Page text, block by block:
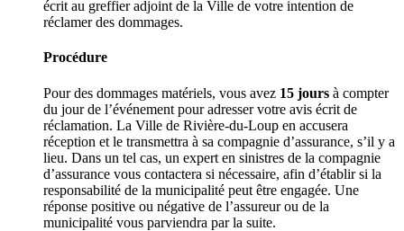
écrit au greffier adjoint de la Ville de votre intention de
réclamer des dommages.
Procédure
Pour des dommages matériels, vous avez 15 jours à compter
du jour de l’événement pour adresser votre avis écrit de
réclamation. La Ville de Rivière-du-Loup en accusera
réception et le transmettra à sa compagnie d’assurance, s’il y a
lieu. Dans un tel cas, un expert en sinistres de la compagnie
d’assurance vous contactera si nécessaire, afin d’établir si la
responsabilité de la municipalité peut être engagée. Une
réponse positive ou négative de l’assureur ou de la
municipalité vous parviendra par la suite.